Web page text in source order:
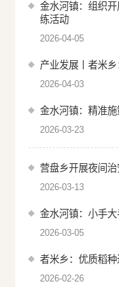
金水河镇：组织
练活动
2026-04-05
产业发展丨者米
2026-04-03
金水河镇：精准
2026-03-23
营盘乡开展夜间
2026-03-13
金水河镇：小手
2026-03-05
者米乡：优质稻
2026-02-26